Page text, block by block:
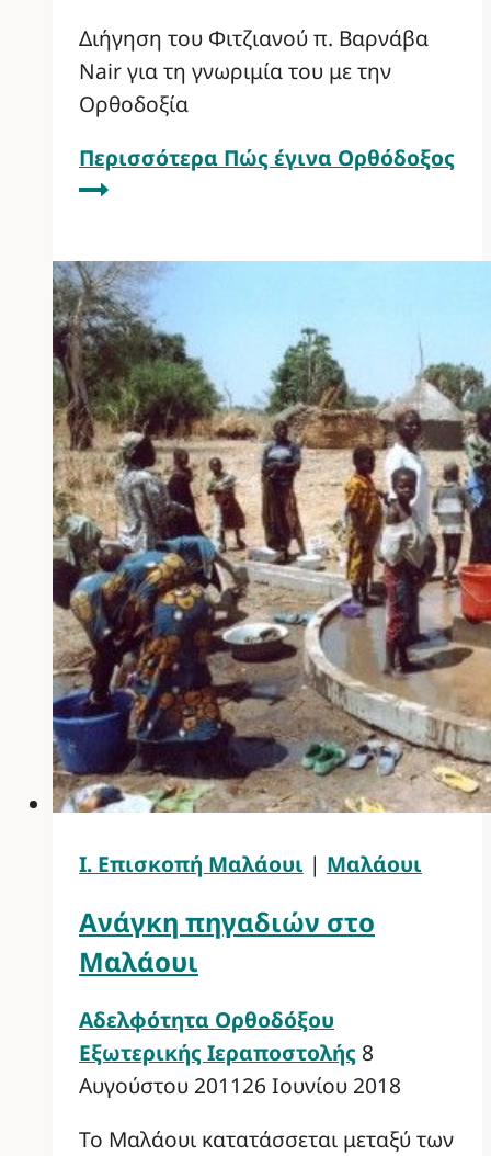
Διήγηση του Φιτζιανού π. Βαρνάβα
Nair για τη γνωριμία του με την
Ορθοδοξία
Περισσότερα Πώς έγινα Ορθόδοξος
Ι. Επισκοπή Μαλάουι | Μαλάουι
Ανάγκη πηγαδιών στο
Μαλάουι
Αδελφότητα Ορθοδόξου
Εξωτερικής Ιεραποστολής 8
Αυγούστου 201126 Ιουνίου 2018
Το Μαλάουι κατατάσσεται μεταξύ των